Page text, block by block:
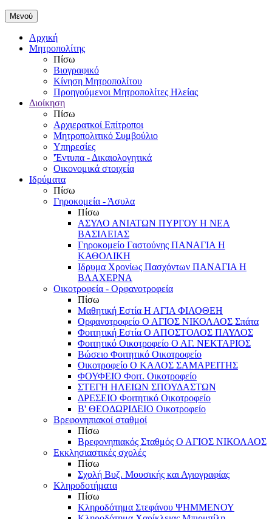
Μενού
Αρχική
Μητροπολίτης
Πίσω
Βιογραφικό
Κίνηση Μητροπολίτου
Προηγούμενοι Μητροπολίτες Ηλείας
Διοίκηση
Πίσω
Αρχιερατκοί Επίτροποι
Μητροπολιτικό Συμβούλιο
Υπηρεσίες
'Έντυπα - Δικαιολογητικά
Οικονομικά στοιχεία
Ιδρύματα
Πίσω
Γηροκομεία - Άσυλα
Πίσω
ΑΣΥΛΟ ΑΝΙΑΤΩΝ ΠΥΡΓΟΥ Η ΝΕΑ
ΒΑΣΙΛΕΙΑΣ
Γηροκομείο Γαστούνης ΠΑΝΑΓΙΑ Η
ΚΑΘΟΛΙΚΗ
Ιδρυμα Χρονίως Πασχόντων ΠΑΝΑΓΙΑ Η
ΒΛΑΧΕΡΝΑ
Οικοτροφεία - Ορφανοτροφεία
Πίσω
Μαθητική Εστία Η ΑΓΙΑ ΦΙΛΟΘΕΗ
Ορφανοτροφείο Ο ΑΓΙΟΣ ΝΙΚΟΛΑΟΣ Σπάτα
Φοιτητική Εστία Ο ΑΠΟΣΤΟΛΟΣ ΠΑΥΛΟΣ
Φοιτητικό Οικοτροφείο Ο ΑΓ. ΝΕΚΤΑΡΙΟΣ
Βώσειο Φοιτητικό Οικοτροφείο
Οικοτροφείο Ο ΚΑΛΟΣ ΣΑΜΑΡΕΙΤΗΣ
ΦΟΥΦΕΙΟ Φοιτ. Οικοτροφείο
ΣΤΕΓΗ ΗΛΕΙΩΝ ΣΠΟΥΔΑΣΤΩΝ
ΔΡΕΣΕΙΟ Φοιτητικό Οικοτροφείο
Β' ΘΕΟΔΩΡΙΔΕΙΟ Οικοτροφείο
Βρεφονηπιακοί σταθμοί
Πίσω
Βρεφονηπιακός Σταθμός Ο ΑΓΙΟΣ ΝΙΚΟΛΑΟΣ
Εκκλησιαστικές σχολές
Πίσω
Σχολή Βυζ. Μουσικής και Αγιογραφίας
Κληροδοτήματα
Πίσω
Κληροδότημα Στεφάνου ΨΗΜΜΕΝΟΥ